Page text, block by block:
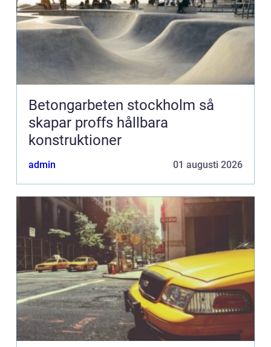
Betongarbeten stockholm så
skapar proffs hållbara
konstruktioner
admin 01 augusti 2026